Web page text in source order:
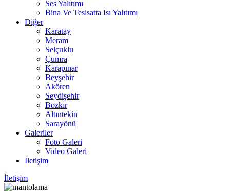
Ses Yalıtımı
Bina Ve Tesisatta Isı Yalıtımı
Diğer
Karatay
Meram
Selçuklu
Çumra
Karapınar
Beyşehir
Akören
Seydişehir
Bozkır
Altıntekin
Sarayönü
Galeriler
Foto Galeri
Video Galeri
İletişim
İletişim